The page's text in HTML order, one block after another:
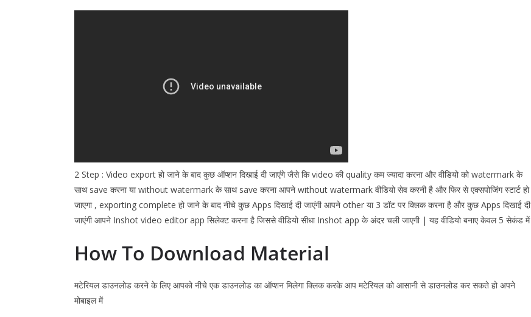
2 Step : Video export हो जाने के बाद कुछ ऑप्शन दिखाई दी जाएंगे जैसे कि video की quality कम ज्यादा करना और वीडियो को watermark के
साथ save करना या without watermark के साथ save करना आपने without watermark वीडियो सेव करनी है और फिर से एक्सपोजिंग स्टार्ट हो
जाएगा , exporting complete हो जाने के बाद नीचे कुछ Apps दिखाई दी जाएंगी आपने other या 3 डॉट पर क्लिक करना है और कुछ Apps दिखाई दी
जाएंगी आपने Inshot video editor app सिलेक्ट करना है जिससे वीडियो सीधा Inshot app के अंदर चली जाएगी | यह वीडियो बनाए केवल 5 सेकंड में
How To Download Material
मटेरियल डाउनलोड करने के लिए आपको नीचे एक डाउनलोड का ऑप्शन मिलेगा क्लिक करके आप मटेरियल को आसानी से डाउनलोड कर सकते हो अपने
मोबाइल में